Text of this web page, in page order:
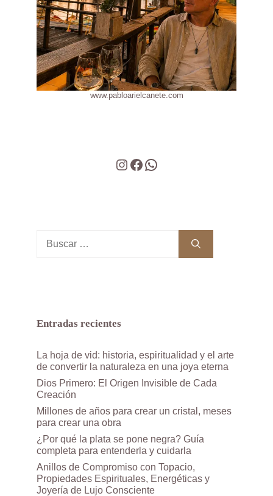
www.pabloarielcanete.com
Instagram
Facebook
WhatsApp
Entradas recientes
La hoja de vid: historia, espiritualidad y el arte
de convertir la naturaleza en una joya eterna
Dios Primero: El Origen Invisible de Cada
Creación
Millones de años para crear un cristal, meses
para crear una obra
¿Por qué la plata se pone negra? Guía
completa para entenderla y cuidarla
Anillos de Compromiso con Topacio,
Propiedades Espirituales, Energéticas y
Joyería de Lujo Consciente